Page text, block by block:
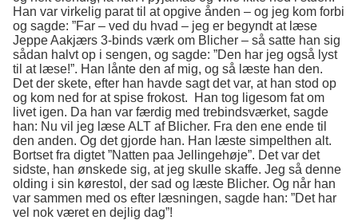
Han var virkelig parat til at opgive ånden – og jeg kom forbi
og sagde: ”Far – ved du hvad – jeg er begyndt at læse
Jeppe Aakjærs 3-binds værk om Blicher – så satte han sig
sådan halvt op i sengen, og sagde: ”Den har jeg også lyst
til at læse!”. Han lånte den af mig, og så læste han den.
Det der skete, efter han havde sagt det var, at han stod op
og kom ned for at spise frokost. Han tog ligesom fat om
livet igen. Da han var færdig med trebindsværket, sagde
han: Nu vil jeg læse ALT af Blicher. Fra den ene ende til
den anden. Og det gjorde han. Han læste simpelthen alt.
Bortset fra digtet ”Natten paa Jellingehøje”. Det var det
sidste, han ønskede sig, at jeg skulle skaffe. Jeg så denne
olding i sin kørestol, der sad og læste Blicher. Og når han
var sammen med os efter læsningen, sagde han: ”Det har
vel nok været en dejlig dag”!